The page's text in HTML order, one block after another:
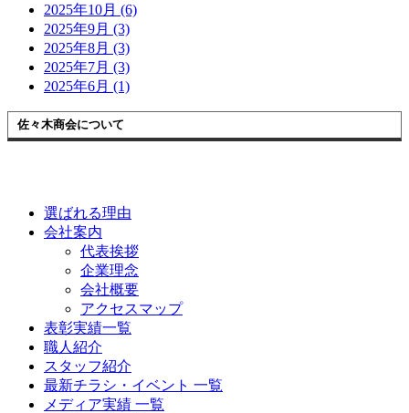
2025年10月 (6)
2025年9月 (3)
2025年8月 (3)
2025年7月 (3)
2025年6月 (1)
佐々木商会について
選ばれる理由
会社案内
代表挨拶
企業理念
会社概要
アクセスマップ
表彰実績一覧
職人紹介
スタッフ紹介
最新チラシ・イベント 一覧
メディア実績 一覧